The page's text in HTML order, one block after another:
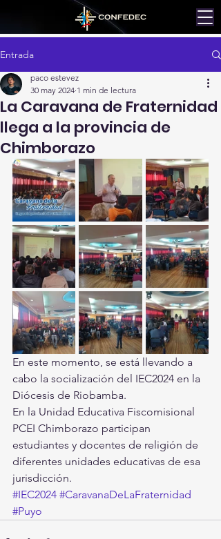
Entrada
La Caravana de Fraternidad
llega a la provincia de
Chimborazo
paco estevez
30 may 2024 1 min de lectura
En este momento, se está llevando a
cabo la socialización del IEC2024 en la
Diócesis de Riobamba.
En la Unidad Educativa Fiscomisional
PCEI Chimborazo participan
estudiantes y docentes de religión de
diferentes unidades educativas de esa
jurisdicción.
#IEC2024 #CaravanaDeLaFraternidad
#Puyo